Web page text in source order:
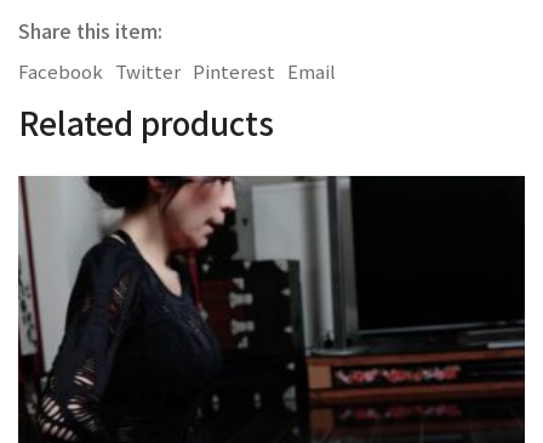
ﾖ
外
一
ﾄﾞ
ﾛ
ｯ
ﾌﾟ
ｲ
ﾝ
quantity
Share this item:
Facebook Twitter Pinterest Email
Related products